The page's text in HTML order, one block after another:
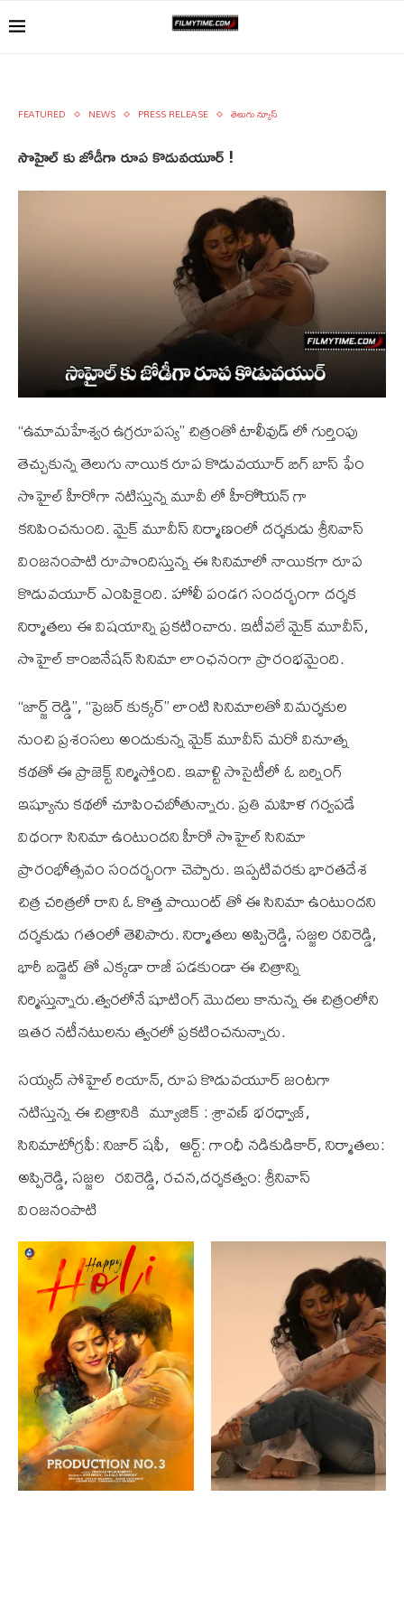
FEATURED NEWS PRESS RELEASE తెలుగు న్యూస్
సొహైల్ కు జోడీగా రూప కొడువయూర్ !
“ఉమామహేశ్వర ఉగ్రరూపస్య” చిత్రంతో టాలీవుడ్ లో గుర్తింపు
తెచ్చుకున్న తెలుగు నాయిక రూప కొడువయూర్ బిగ్ బాస్ ఫేం
సొహైల్ హీరోగా నటిస్తున్న మూవీ లో హీరోియన్ గా
కనిపించనుంది. మైక్ మూవీస్ నిర్మాణంలో దర్శకుడు శ్రీనివాస్
వింజనంపాటి రూపొందిస్తున్న ఈ సినిమాలో నాయికగా రూప
కొడువయూర్ ఎంపికైంది. హోలీ పండగ సందర్భంగా దర్శక
నిర్మాతలు ఈ విషయాన్ని ప్రకటించారు. ఇటీవలే మైక్ మూవీస్,
సొహైల్ కాంబినేషన్ సినిమా లాంఛనంగా ప్రారంభమైంది.
“జార్జ్ రెడ్డి”, “ప్రెజర్ కుక్కర్” లాంటి సినిమాలతో విమర్శకుల
నుంచి ప్రశంసలు అందుకున్న మైక్ మూవీస్ మరో వినూత్న
కథతో ఈ ప్రాజెక్ట్ నిర్మిస్తోంది. ఇవాళ్టి సొసైటీలో ఓ బర్నింగ్
ఇష్యూను కథలో చూపించబోతున్నారు. ప్రతి మహిళ గర్వపడే
విధంగా సినిమా ఉంటుందని హీరో సొహైల్ సినిమా
ప్రారంభోత్సవం సందర్భంగా చెప్పారు. ఇప్పటివరకు భారతదేశ
చిత్ర చరిత్రలో రాని ఓ కొత్త పాయింట్ తో ఈ సినిమా ఉంటుందని
దర్శకుడు గతంలో తెలిపారు. నిర్మాతలు అప్పిరెడ్డి, సజ్జల రవిరెడ్డి,
భారీ బడ్జెట్ తో ఎక్కడా రాజీ పడకుండా ఈ చిత్రాన్ని
నిర్మిస్తున్నారు.త్వరలోనే షూటింగ్ మొదలు కానున్న ఈ చిత్రంలోని
ఇతర నటీనటులను త్వరలో ప్రకటించనున్నారు.
సయ్యద్ సోహైల్ రియాన్, రూప కొడువయూర్ జంటగా
నటిస్తున్న ఈ చిత్రానికి మ్యూజిక్ : శ్రావణ్ భరధ్వాజ్,
సినిమాటోగ్రఫీ: నిజార్ షఫీ, ఆర్ట్: గాంధీ నడికుడికార్, నిర్మాతలు:
అప్పిరెడ్డి, సజ్జల రవిరెడ్డి, రచన,దర్శకత్వం: శ్రీనివాస్
వింజనంపాటి